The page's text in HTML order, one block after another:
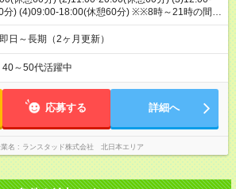
分) (4)09:00-18:00(休憩60分) ※※8時～21時の間で
憩60分別途取得）可能です。
日～長期（2ヶ月更新）
40～50代活躍中
応募する 詳細へ
名 ランスタッド株式会社 北日本エリア